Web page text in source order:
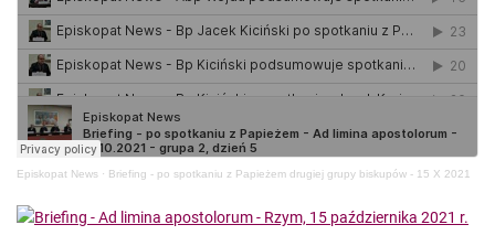
Episkopat News · Briefing - po spotkaniu z Papieżem drugiej grupy biskupów - 15 X 2021